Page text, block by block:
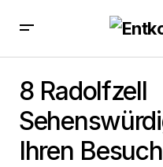
8 Radolfzell
Ihren Besuch